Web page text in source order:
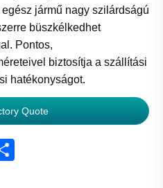
jármű nagy szilárdságú
büszkélkedhet
Pontos,
biztosítja a szállítási
hatékonyságot.
Quote